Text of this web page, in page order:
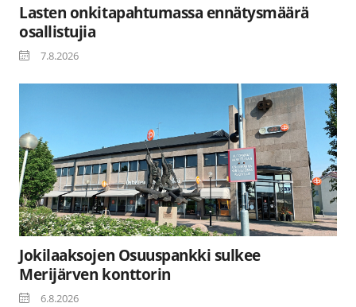
Lasten onkitapahtumassa ennätysmäärä
osallistujia
7.8.2026
Jokilaaksojen Osuuspankki sulkee
Merijärven konttorin
6.8.2026